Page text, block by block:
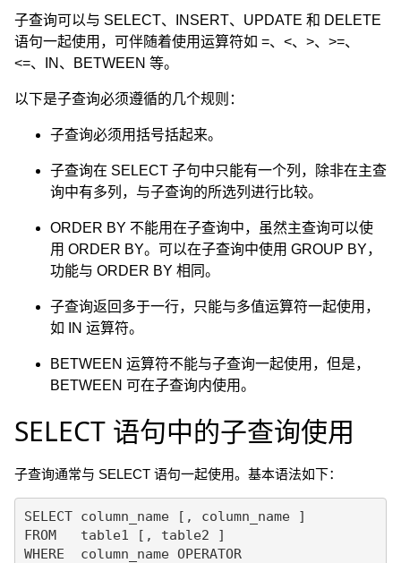
子查询可以与 SELECT、INSERT、UPDATE 和 DELETE
语句一起使用，可伴随着使用运算符如 =、<、>、>=、
<=、IN、BETWEEN 等。
以下是子查询必须遵循的几个规则：
子查询必须用括号括起来。
子查询在 SELECT 子句中只能有一个列，除非在主查
询中有多列，与子查询的所选列进行比较。
ORDER BY 不能用在子查询中，虽然主查询可以使
用 ORDER BY。可以在子查询中使用 GROUP BY，
功能与 ORDER BY 相同。
子查询返回多于一行，只能与多值运算符一起使用，
如 IN 运算符。
BETWEEN 运算符不能与子查询一起使用，但是，
BETWEEN 可在子查询内使用。
SELECT 语句中的子查询使用
子查询通常与 SELECT 语句一起使用。基本语法如下：
SELECT column_name [, column_name ]
FROM   table1 [, table2 ]
WHERE  column_name OPERATOR